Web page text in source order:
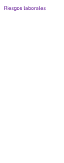
Riesgos laborales